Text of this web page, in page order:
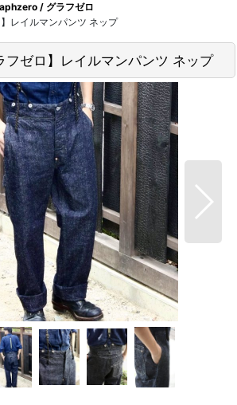
/ グラフゼロ
レイルマンパンツ ネップ
フゼロ】レイルマンパンツ ネップ